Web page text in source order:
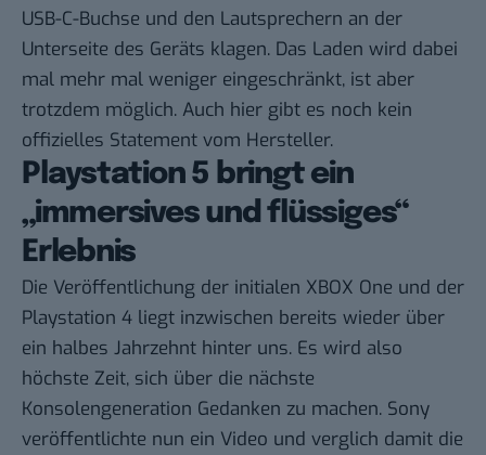
USB-C-Buchse und den Lautsprechern an der
Unterseite des Geräts klagen. Das Laden wird dabei
mal mehr mal weniger eingeschränkt, ist aber
trotzdem möglich. Auch hier gibt es noch kein
offizielles Statement vom Hersteller.
Playstation 5 bringt ein
„immersives und flüssiges“
Erlebnis
Die Veröffentlichung der initialen XBOX One und der
Playstation 4 liegt inzwischen bereits wieder über
ein halbes Jahrzehnt hinter uns. Es wird also
höchste Zeit, sich über die nächste
Konsolengeneration Gedanken zu machen. Sony
veröffentlichte nun ein Video und verglich damit die